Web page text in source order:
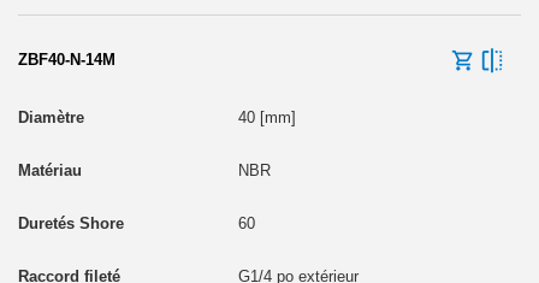
ZBF40-N-14M
40 [mm]
NBR
60
G1/4 po extérieur